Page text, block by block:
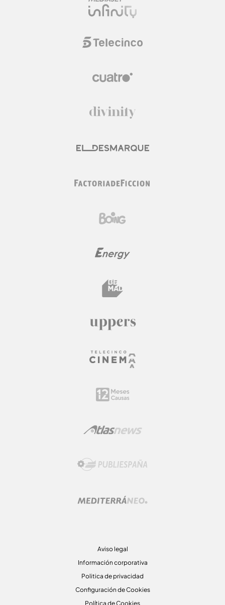
Aviso legal
Información corporativa
Politica de privacidad
Configuración de Cookies
Política de Cookies